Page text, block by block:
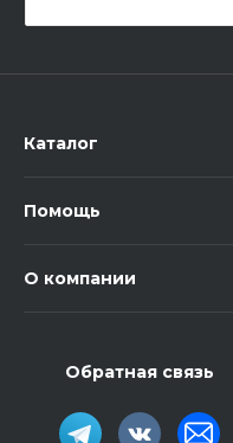
Каталог
Помощь
О компании
Обратная связь